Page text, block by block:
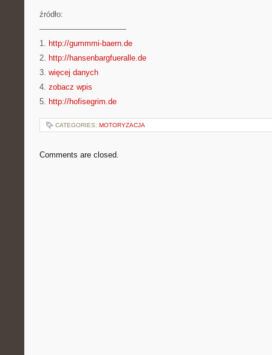
źródło:
———————————
1. http://gummmi-baern.de
2. http://hansenbargfueralle.de
3. więcej danych
4. zobacz wpis
5. http://hofisegrim.de
CATEGORIES: MOTORYZACJA
Comments are closed.